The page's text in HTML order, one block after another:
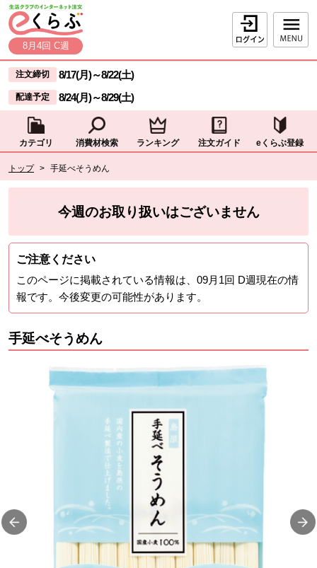
ページの先頭です。
本文へジャンプする。
8月4回 C週
ログイン
ここからサイト内共通メニューです。
サイト内共通メニューをスキップする
注文締切 8/17(月)～8/22(土)
配達予定 8/24(月)～8/29(土)
カテゴリ 消費材検索 ランキング 注文ガイド eくらぶ登録
トップ > 手延べそうめん
現在位置ここまで
今週のお取り扱いはございません
ご注意ください
このページに掲載されている情報は、 09月1回 D週現在の情
報です。今後変更の可能性があります。
手延べそうめん